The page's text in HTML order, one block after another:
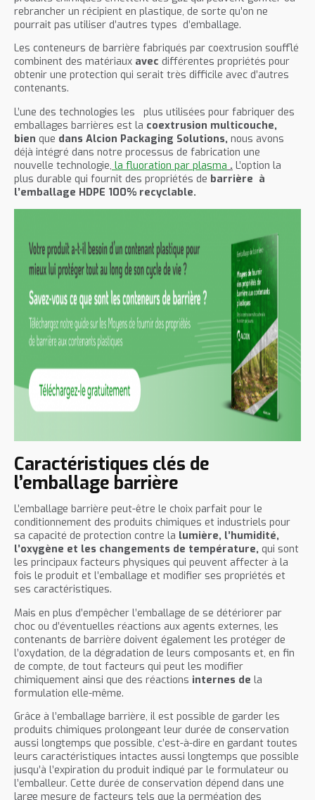
rebrancher un récipient en plastique, de sorte qu’on ne
pourrait pas utiliser d’autres types d’emballage.
Les conteneurs de barrière fabriqués par coextrusion soufflé
combinent des matériaux avec différentes propriétés pour
obtenir une protection qui serait très difficile avec d’autres
contenants.
L’une des technologies les plus utilisées pour fabriquer des
emballages barrières est la coextrusion multicouche,
bien que dans Alcion Packaging Solutions, nous avons
déjà intégré dans notre processus de fabrication une
nouvelle technologie, la fluoration par plasma . L’option la
plus durable qui fournit des propriétés de barrière à
l’emballage HDPE 100% recyclable.
Caractéristiques clés de
l’emballage barrière
L’emballage barrière peut-être le choix parfait pour le
conditionnement des produits chimiques et industriels pour
sa capacité de protection contre la lumière, l’humidité,
l’oxygène et les changements de température, qui sont
les principaux facteurs physiques qui peuvent affecter à la
fois le produit et l’emballage et modifier ses propriétés et
ses caractéristiques.
Mais en plus d’empêcher l’emballage de se détériorer par
choc ou d’éventuelles réactions aux agents externes, les
contenants de barrière doivent également les protéger de
l’oxydation, de la dégradation de leurs composants et, en fin
de compte, de tout facteurs qui peut les modifier
chimiquement ainsi que des réactions internes de la
formulation elle-même.
Grâce à l’emballage barrière, il est possible de garder les
produits chimiques prolongeant leur durée de conservation
aussi longtemps que possible, c’est-à-dire en gardant toutes
leurs caractéristiques intactes aussi longtemps que possible
jusqu’à l’expiration du produit indiqué par le formulateur ou
l’emballeur. Cette durée de conservation dépend dans une
large mesure de facteurs tels que la perméation des